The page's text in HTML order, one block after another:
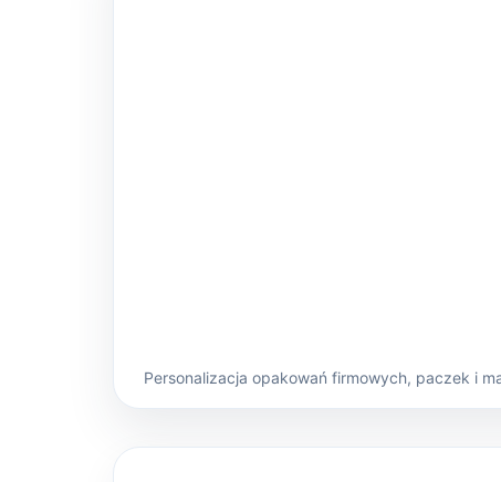
Personalizacja opakowań firmowych, paczek i